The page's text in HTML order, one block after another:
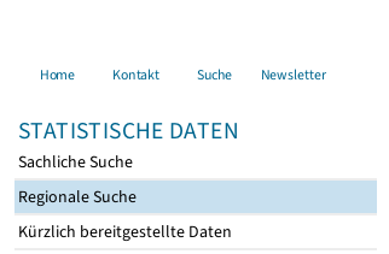
Home Kontakt Suche Newsletter
STATISTISCHE DATEN
Sachliche Suche
Regionale Suche
Kürzlich bereitgestellte Daten